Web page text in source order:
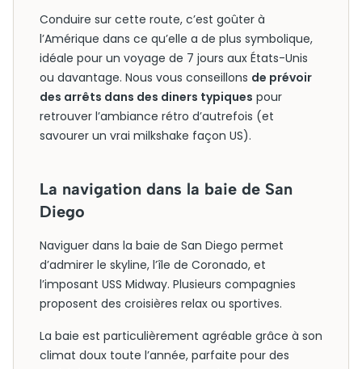
Conduire sur cette route, c’est goûter à
l’Amérique dans ce qu’elle a de plus symbolique,
idéale pour un voyage de 7 jours aux États-Unis
ou davantage. Nous vous conseillons de prévoir
des arrêts dans des diners typiques pour
retrouver l’ambiance rétro d’autrefois (et
savourer un vrai milkshake façon US).
La navigation dans la baie de San
Diego
Naviguer dans la baie de San Diego permet
d’admirer le skyline, l’île de Coronado, et
l’imposant USS Midway. Plusieurs compagnies
proposent des croisières relax ou sportives.
La baie est particulièrement agréable grâce à son
climat doux toute l’année, parfaite pour des